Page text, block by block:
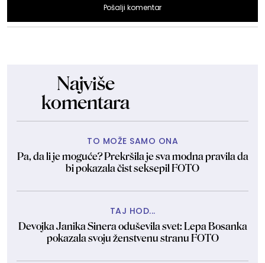
Pošalji komentar
Najviše
komentara
TO MOŽE SAMO ONA
Pa, da li je moguće? Prekršila je sva modna pravila da
bi pokazala čist seksepil FOTO
TAJ HOD...
Devojka Janika Sinera oduševila svet: Lepa Bosanka
pokazala svoju ženstvenu stranu FOTO